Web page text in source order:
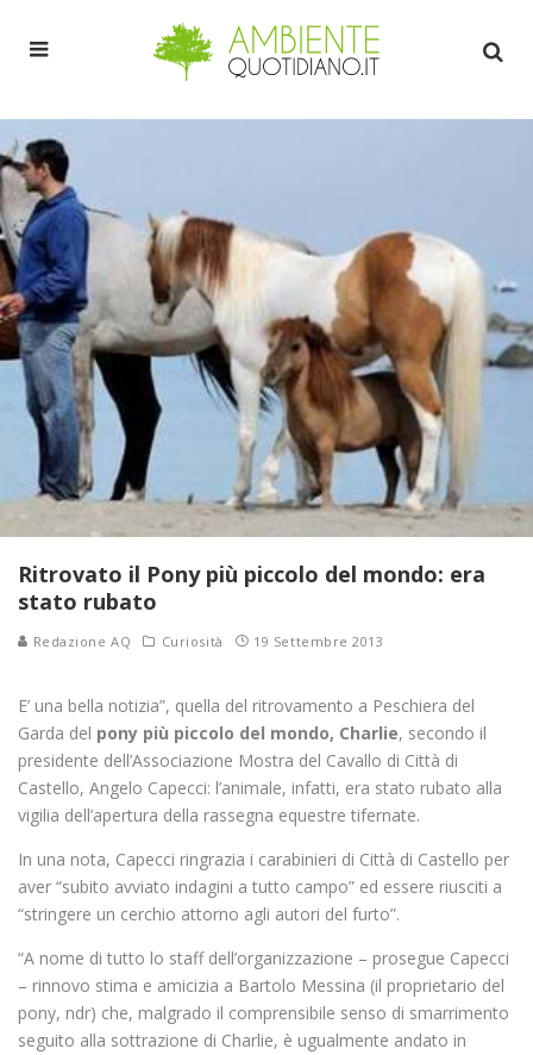
Ritrovato il Pony più piccolo del mondo: era
stato rubato
Redazione AQ Curiosità 19 Settembre 2013
E’ una bella notizia”, quella del ritrovamento a Peschiera del
Garda del pony più piccolo del mondo, Charlie, secondo il
presidente dell’Associazione Mostra del Cavallo di Città di
Castello, Angelo Capecci: l’animale, infatti, era stato rubato alla
vigilia dell’apertura della rassegna equestre tifernate.
In una nota, Capecci ringrazia i carabinieri di Città di Castello per
aver “subito avviato indagini a tutto campo” ed essere riusciti a
“stringere un cerchio attorno agli autori del furto”.
“A nome di tutto lo staff dell’organizzazione – prosegue Capecci
– rinnovo stima e amicizia a Bartolo Messina (il proprietario del
pony, ndr) che, malgrado il comprensibile senso di smarrimento
seguito alla sottrazione di Charlie, è ugualmente andato in